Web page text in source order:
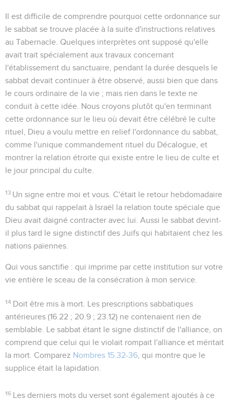
Il est difficile de comprendre pourquoi cette ordonnance sur
le sabbat se trouve placée à la suite d'instructions relatives
au Tabernacle. Quelques interprètes ont supposé qu'elle
avait trait spécialement aux travaux concernant
l'établissement du sanctuaire, pendant la durée desquels le
sabbat devait continuer à être observé, aussi bien que dans
le cours ordinaire de la vie ; mais rien dans le texte ne
conduit à cette idée. Nous croyons plutôt qu'en terminant
cette ordonnance sur le lieu où devait être célébré le culte
rituel, Dieu a voulu mettre en relief l'ordonnance du sabbat,
comme l'unique commandement rituel du Décalogue, et
montrer la relation étroite qui existe entre le lieu de culte et
le jour principal du culte.
13 Un signe entre moi et vous . C'était le retour hebdomadaire
du sabbat qui rappelait à Israël la relation toute spéciale que
Dieu avait daigné contracter avec lui. Aussi le sabbat devint-
il plus tard le signe distinctif des Juifs qui habitaient chez les
nations païennes.
Qui vous sanctifie : qui imprime par cette institution sur votre
vie entière le sceau de la consécration à mon service.
14 Doit être mis à mort . Les prescriptions sabbatiques
antérieures (16.22 ; 20.9 ; 23.12) ne contenaient rien de
semblable. Le sabbat étant le signe distinctif de l'alliance, on
comprend que celui qui le violait rompait l'alliance et méritait
la mort. Comparez Nombres 15.32-36 , qui montre que le
supplice était la lapidation.
16 Les derniers mots du verset sont également ajoutés à ce